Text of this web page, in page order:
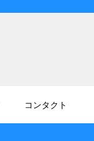
コンタクト